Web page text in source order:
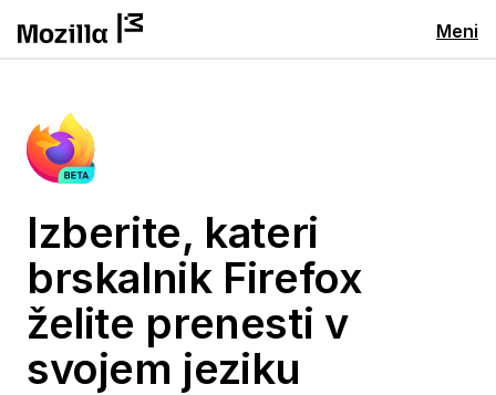
Meni
Izberite, kateri
brskalnik Firefox
želite prenesti v
svojem jeziku